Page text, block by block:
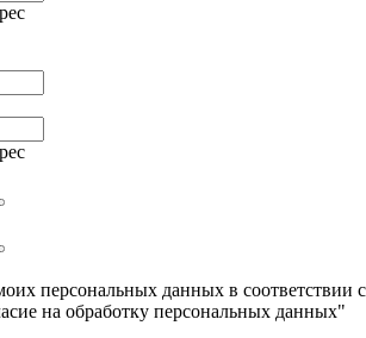
персональных данных в
на обработку персональных данных"